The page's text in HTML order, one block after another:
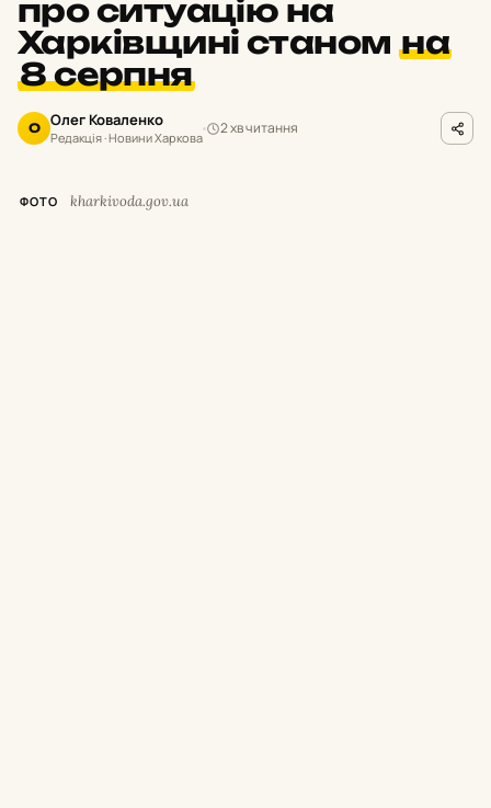
про ситуацію на
Харківщині станом на
8 серпня
О Олег Коваленко
Редакція · Новини Харкова
2 хв читання
ФОТО kharkivoda.gov.ua